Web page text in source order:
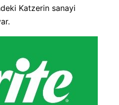
Katzerin sanayi